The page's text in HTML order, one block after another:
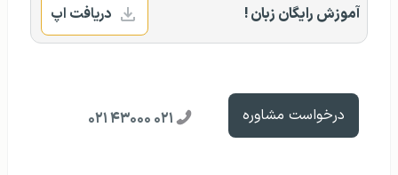
آموزش رایگان زبان ! دریافت اپ
درخواست مشاوره ۰۲۱ ۴۳۰۰۰ ۰۲۱